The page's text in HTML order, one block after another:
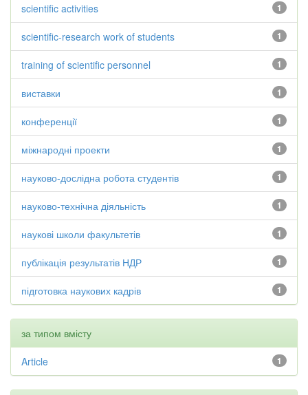
1
scientific activities
1
scientific-research work of students
1
training of scientific personnel
1
виставки
1
конференції
1
міжнародні проекти
1
науково-дослідна робота студентів
1
науково-технічна діяльність
1
наукові школи факультетів
1
публікація результатів НДР
1
підготовка наукових кадрів
за типом вмісту
1
Article